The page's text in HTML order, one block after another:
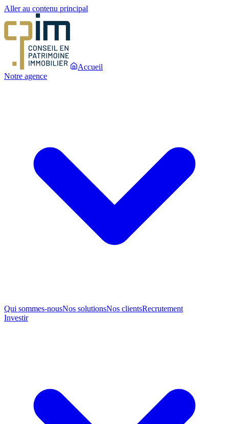
Aller au contenu principal
Accueil
Notre agence
Qui sommes-nousNos solutionsNos clientsRecrutement
Investir